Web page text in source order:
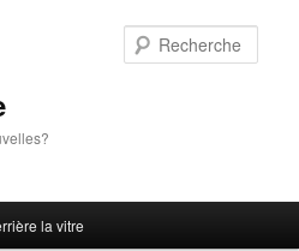
la vitre